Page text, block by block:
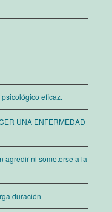
eficaz.
UNA ENFERMEDAD
agredir ni someterse a la
duración